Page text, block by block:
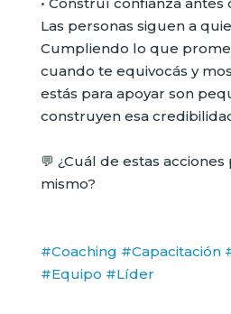
Las personas siguen a
Cumpliendo lo que
cuando te equivocás y
estás para apoyar son
construyen esa
💬 ¿Cuál de estas
mismo?
#Coaching #Capacitación
#Equipo #Líder